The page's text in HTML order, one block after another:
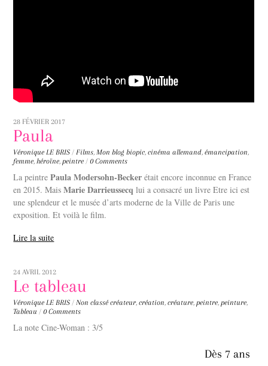
28 FÉVRIER 2017
Paula
Véronique LE BRIS / Films,Mon blog biopic,cinéma allemand,émancipation,
femme,héroïne,peintre / 0 Comments
La peintrePaula Modersohn-Becker était encore inconnue en France
en 2015. MaisMarie Darrieussecq lui a consacré un livre Etre ici est
une splendeur et le musée d’arts moderne de la Ville de Paris une
exposition. Et voilà le film.
Lire la suite
24 AVRIL 2012
Le tableau
Véronique LE BRIS / Non classé créateur,création,créature, peintre, peinture,
Tableau / 0 Comments
La note Cine-Woman : 3/5
Dès 7 ans